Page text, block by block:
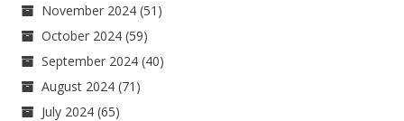
November 2024 (51)
October 2024 (59)
September 2024 (40)
August 2024 (71)
July 2024 (65)